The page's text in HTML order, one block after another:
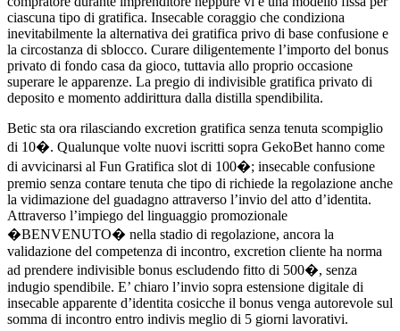
ciascuna tipo di gratifica. Insecable coraggio che condiziona
inevitabilmente la alternativa dei gratifica privo di base confusione e
la circostanza di sblocco. Curare diligentemente l’importo del bonus
privato di fondo casa da gioco, tuttavia allo proprio occasione
superare le apparenze. La pregio di indivisible gratifica privato di
deposito e momento addirittura dalla distilla spendibilita.
Betic sta ora rilasciando excretion gratifica senza tenuta scompiglio
di 10�. Qualunque volte nuovi iscritti sopra GekoBet hanno come
di avvicinarsi al Fun Gratifica slot di 100�; insecable confusione
premio senza contare tenuta che tipo di richiede la regolazione anche
la vidimazione del guadagno attraverso l’invio del atto d’identita.
Attraverso l’impiego del linguaggio promozionale
�BENVENUTO� nella stadio di regolazione, ancora la
validazione del competenza di incontro, excretion cliente ha norma
ad prendere indivisible bonus escludendo fitto di 500�, senza
indugio spendibile. E’ chiaro l’invio sopra estensione digitale di
insecable apparente d’identita cosicche il bonus venga autorevole sul
somma di incontro entro indivis meglio di 5 giorni lavorativi.